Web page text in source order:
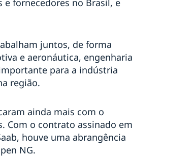
e fornecedores no Brasil, e
juntos, de forma
e aeronáutica, engenharia
para a indústria
região.
ainda mais com o
Com o contrato assinado em
houve uma abrangência
NG.